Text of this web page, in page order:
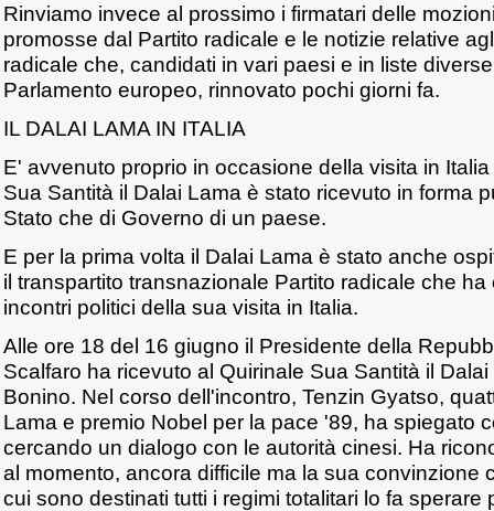
Rinviamo invece al prossimo i firmatari delle
promosse dal Partito radicale e le notizie relative
radicale che, candidati in vari paesi e in liste
Parlamento europeo, rinnovato pochi giorni fa.
IL DALAI LAMA IN ITALIA
E' avvenuto proprio in occasione della visita in
Sua Santità il Dalai Lama è stato ricevuto in forma
Stato che di Governo di un paese.
E per la prima volta il Dalai Lama è stato anche
il transpartito transnazionale Partito radicale che
incontri politici della sua visita in Italia.
Alle ore 18 del 16 giugno il Presidente della
Scalfaro ha ricevuto al Quirinale Sua Santità il
Bonino. Nel corso dell'incontro, Tenzin Gyatso,
Lama e premio Nobel per la pace '89, ha spiegato
cercando un dialogo con le autorità cinesi. Ha
al momento, ancora difficile ma la sua convinzione
cui sono destinati tutti i regimi totalitari lo fa sperare